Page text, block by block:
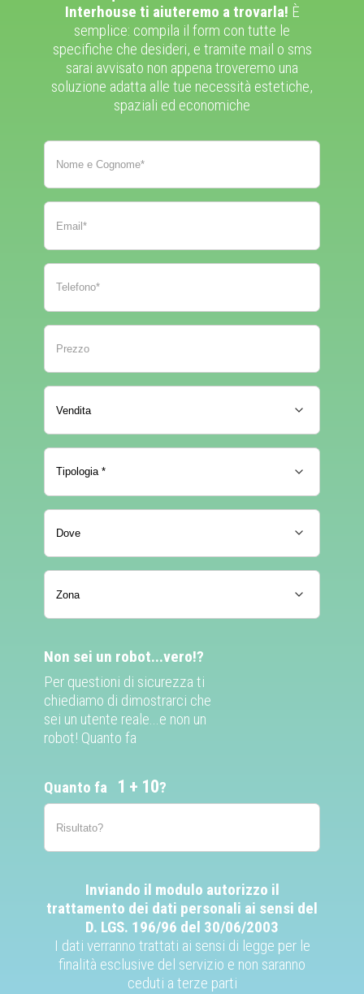
Interhouse ti aiuteremo a trovarla! È
semplice: compila il form con tutte le
specifiche che desideri, e tramite mail o sms
sarai avvisato non appena troveremo una
soluzione adatta alle tue necessità estetiche,
spaziali ed economiche
Non sei un robot...vero!?
Per questioni di sicurezza ti
chiediamo di dimostrarci che
sei un utente reale...e non un
robot! Quanto fa
Quanto fa 1 10?
Inviando il modulo autorizzo il
trattamento dei dati personali ai sensi del
D. LGS. 196/96 del 30/06/2003
I dati verranno trattati ai sensi di legge per le
finalità esclusive del servizio e non saranno
ceduti a terze parti